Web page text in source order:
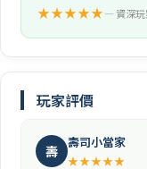
★★★★★— 資深玩
玩家評價
壽 壽司小當家
★★★★★